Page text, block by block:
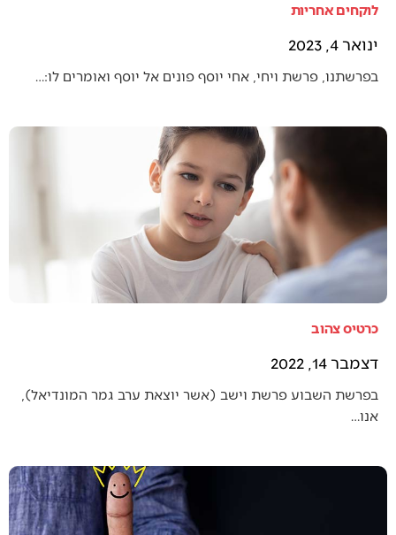
לוקחים אחריות
ינואר 4, 2023
בפרשתנו, פרשת ויחי, אחי יוסף פונים אל יוסף ואומרים לו:…
כרטיס צהוב
דצמבר 14, 2022
בפרשת השבוע פרשת וישב (אשר יוצאת ערב גמר המונדיאל),
אנו…